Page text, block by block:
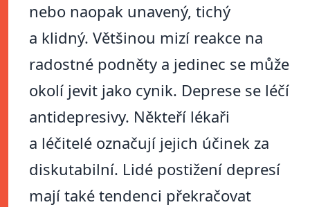
nebo naopak unavený, tichý
a klidný. Většinou mizí reakce na
radostné podněty a jedinec se může
okolí jevit jako cynik. Deprese se léčí
antidepresivy. Někteří lékaři
a léčitelé označují jejich účinek za
diskutabilní. Lidé postižení depresí
mají také tendenci překračovat